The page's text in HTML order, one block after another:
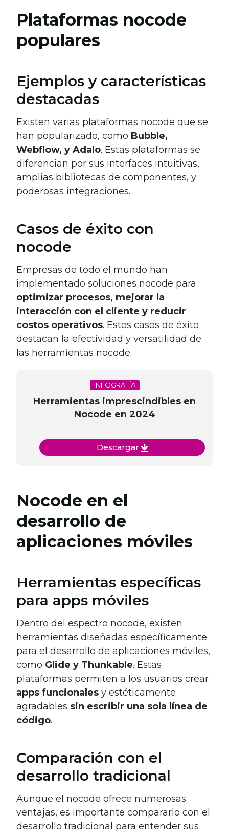
Plataformas nocode
populares
Ejemplos y características
destacadas
Existen varias plataformas nocode que se
han popularizado, como Bubble,
Webflow, y Adalo. Estas plataformas se
diferencian por sus interfaces intuitivas,
amplias bibliotecas de componentes, y
poderosas integraciones.
Casos de éxito con
nocode
Empresas de todo el mundo han
implementado soluciones nocode para
optimizar procesos, mejorar la
interacción con el cliente y reducir
costos operativos. Estos casos de éxito
destacan la efectividad y versatilidad de
las herramientas nocode.
INFOGRAFÍA
Herramientas imprescindibles en
Nocode en 2024
Descargar
Nocode en el
desarrollo de
aplicaciones móviles
Herramientas específicas
para apps móviles
Dentro del espectro nocode, existen
herramientas diseñadas específicamente
para el desarrollo de aplicaciones móviles,
como Glide y Thunkable. Estas
plataformas permiten a los usuarios crear
apps funcionales y estéticamente
agradables sin escribir una sola línea de
código.
Comparación con el
desarrollo tradicional
Aunque el nocode ofrece numerosas
ventajas, es importante compararlo con el
desarrollo tradicional para entender sus